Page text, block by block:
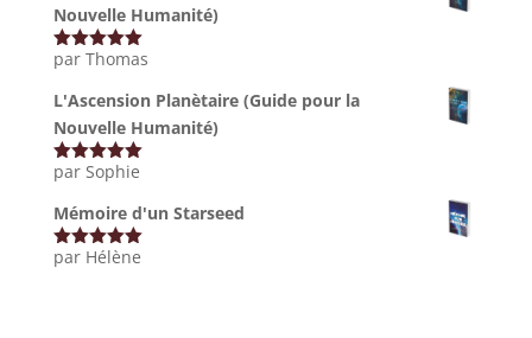
Nouvelle Humanité)
Note 5sur
par Thomas
L'Ascension Planètaire (Guide pour la
Nouvelle Humanité)
Note5sur
par Sophie
Mémoire d'un Starseed
Note5sur
par Hélène